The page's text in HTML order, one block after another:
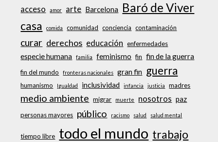
acceso amor arte Barcelona Baró de Viver
casa comida comunidad conciencia contaminación
curar derechos educación enfermedades
especie humana familia feminismo fin fin de la guerra
fin del mundo fronteras nacionales gran fin guerra
humanismo Igualdad inclusividad infancia justicia madres
medio ambiente migrar muerte nosotros paz
personas mayores público racismo salud salud mental
tiempo libre todo el mundo trabajo